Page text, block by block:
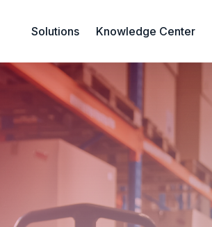
Solutions Knowledge Center